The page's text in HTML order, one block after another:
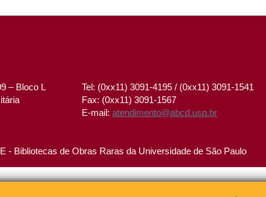
– Bloco L
Tel: (0xx11) 3091-4195 / (0xx11) 3091-1541
Fax: (0xx11) 3091-1567
E-mail:atendimento@abcd.usp.br
- Bibliotecas de Obras Raras da Universidade de São Paulo